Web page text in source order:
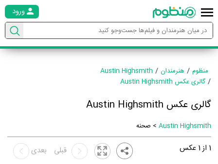
ورود
منظوم هنرمندان
Austin Highsmith
گالری عکس Austin Highsmith
گالری عکس Austin Highsmith
Austin Highsmith > صحنه
1 از1 عکس بعدی قبلی